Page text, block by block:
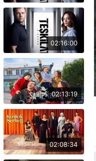
02:16:00
02:13:19
02:08:34